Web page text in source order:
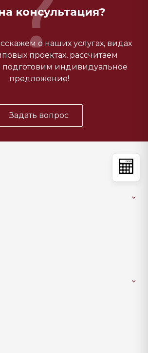
консультация?
о наших услугах, видах
проектах, рассчитаем
подготовим индивидуальное
предложение!
Задать вопрос